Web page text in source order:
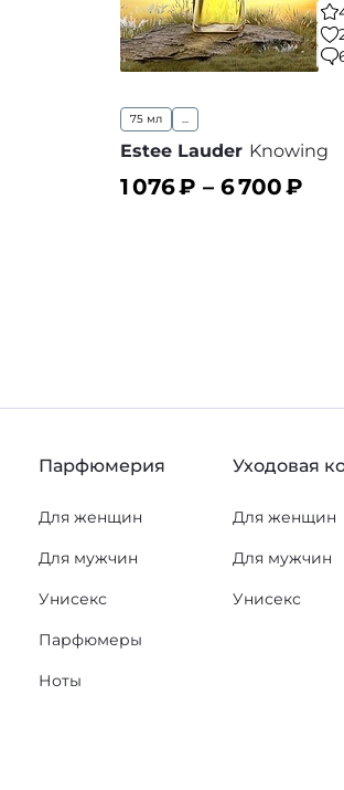
75 мл ...
Estee Lauder Knowing
1 076₽ – 6 700₽
Парфюмерия
Для женщин
Для мужчин
Унисекс
Парфюмеры
Ноты
Уходовая
Для женщин
Для мужчин
Унисекс